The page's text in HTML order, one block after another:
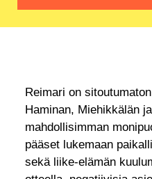
Reimari on
Haminan, Miehikkälän
mahdollisimman
pääset lukemaan
sekä liike-elämän